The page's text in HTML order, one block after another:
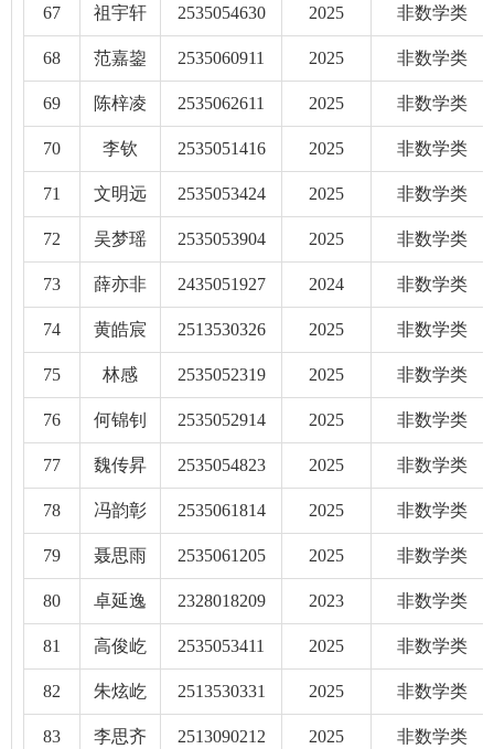
67 祖宇轩 2535054630 2025 非数学类
68 范嘉鋆 2535060911 2025 非数学类
69 陈梓凌 2535062611 2025 非数学类
70 李钦 2535051416 2025 非数学类
71 文明远 2535053424 2025 非数学类
72 吴梦瑶 2535053904 2025 非数学类
73 薛亦非 2435051927 2024 非数学类
74 黄皓宸 2513530326 2025 非数学类
75 林感 2535052319 2025 非数学类
76 何锦钊 2535052914 2025 非数学类
77 魏传昇 2535054823 2025 非数学类
78 冯韵彰 2535061814 2025 非数学类
79 聂思雨 2535061205 2025 非数学类
80 卓延逸 2328018209 2023 非数学类
81 高俊屹 2535053411 2025 非数学类
82 朱炫屹 2513530331 2025 非数学类
83 李思齐 2513090212 2025 非数学类